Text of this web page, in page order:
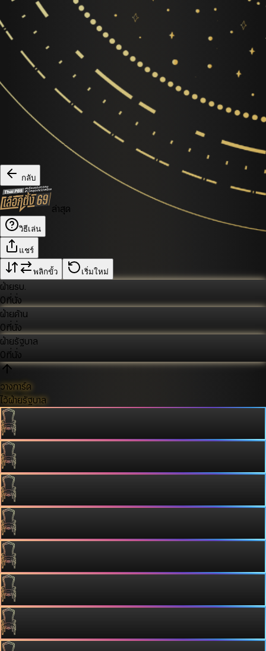
กลับ
ล่าสุด
วิธีเล่น
แชร์
พลิกขั้ว เริ่มใหม่
ฝ่ายรบ.
0ที่นั่ง
ฝ่ายค้าน
0ที่นั่ง
ฝ่ายรัฐบาล
0ที่นั่ง
วางการ์ด
ไว้ฝ่ายรัฐบาล